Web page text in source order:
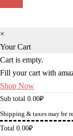
×
Your Cart
Cart is empty.
Fill your cart with
Shop Now
Sub total 0.00₽
Shipping & taxes may be
Total 0.00₽